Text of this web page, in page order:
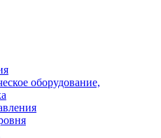
оборудование,